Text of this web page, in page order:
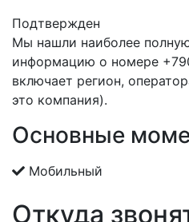
Подтвержден
Мы нашли наиболее
информацию о номере
включает регион,
это компания).
Основные
Мобильный
Откуда